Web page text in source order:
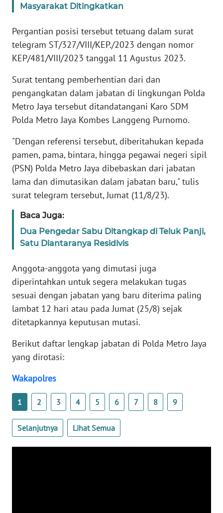
Masyarakat Ditingkatkan
Pergantian posisi tersebut tetuang dalam surat
telegram ST/327/VIII/KEP./2023 dengan nomor
KEP/481/VIII/2023 tanggal 11 Agustus 2023.
Surat tentang pemberhentian dari dan
pengangkatan dalam jabatan di lingkungan Polda
Metro Jaya tersebut ditandatangani Karo SDM
Polda Metro Jaya Kombes Langgeng Purnomo.
"Dengan referensi tersebut, diberitahukan kepada
pamen, pama, bintara, hingga pegawai negeri sipil
(PSN) Polda Metro Jaya dibebaskan dari jabatan
lama dan dimutasikan dalam jabatan baru," tulis
surat telegram tersebut, Jumat (11/8/23).
Baca Juga:
Dua Pengedar Sabu Ditangkap di Teluk Panji,
Satu Diantaranya Residivis
Anggota-anggota yang dimutasi juga
diperintahkan untuk segera melakukan tugas
sesuai dengan jabatan yang baru diterima paling
lambat 12 hari atau pada Jumat (25/8) sejak
ditetapkannya keputusan mutasi.
Berikut daftar lengkap jabatan di Polda Metro Jaya
yang dirotasi:
Wakapolres
1 2 3 4 5 6 7 8 9
Selanjutnya Lihat Semua
MEDIA
SIBER
REDAKSI
KARIR
DISCLAIMER
Wahana
News
Regional
WN
SUMUT
JAKARTA
JABAR
WN
BANTEN
NTT
KEPRI
WN
PAPUA
WN